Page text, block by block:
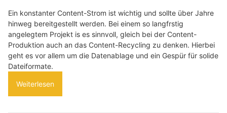
Ein konstanter Content-Strom ist wichtig und sollte über Jahre
hinweg bereitgestellt werden. Bei einem so langfrstig
angelegtem Projekt is es sinnvoll, gleich bei der Content-
Produktion auch an das Content-Recycling zu denken. Hierbei
geht es vor allem um die Datenablage und ein Gespür für solide
Dateiformate.
Weiterlesen